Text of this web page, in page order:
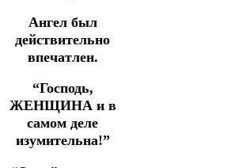
Ангел был
действительно
впечатлен.
“Господь,
ЖЕНЩИНА и в
самом деле
изумительна!”